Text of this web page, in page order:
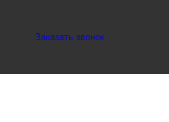
Заказать звонок